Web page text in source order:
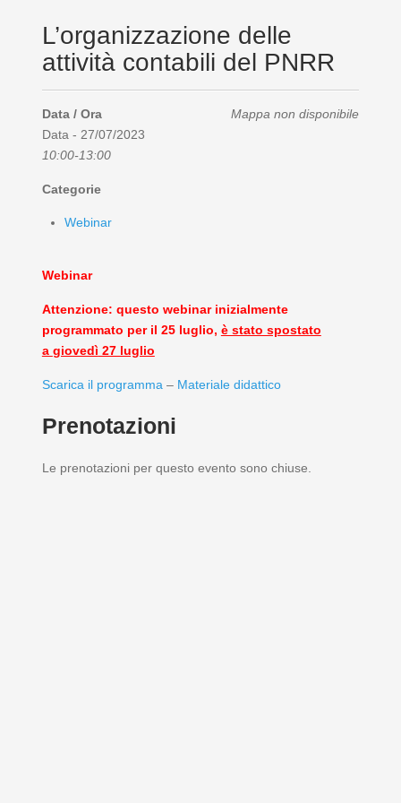
L’organizzazione delle
attività contabili del PNRR
Mappa non disponibile
Data / Ora
Data - 27/07/2023
10:00-13:00
Categorie
Webinar
Webinar
Attenzione: questo webinar inizialmente
programmato per il 25 luglio, è stato spostato
a giovedì 27 luglio
Scarica il programma – Materiale didattico
Prenotazioni
Le prenotazioni per questo evento sono chiuse.